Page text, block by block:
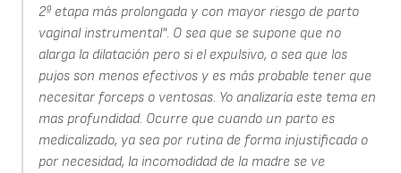
2ª etapa más prolongada y con mayor riesgo de parto
vaginal instrumental". O sea que se supone que no
alarga la dilatación pero si el expulsivo, o sea que los
pujos son menos efectivos y es más probable tener que
necesitar forceps o ventosas. Yo analizaría este tema en
mas profundidad. Ocurre que cuando un parto es
medicalizado, ya sea por rutina de forma injustificada o
por necesidad, la incomodidad de la madre se ve